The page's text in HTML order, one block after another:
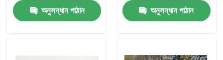
অনুসন্ধান পাঠান
অনুসন্ধান পাঠান